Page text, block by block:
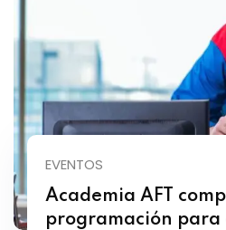
EVENTOS
Academia AFT
programación para